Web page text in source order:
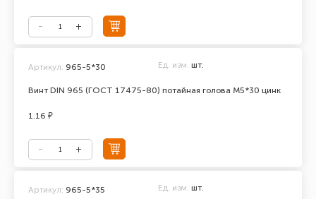
Винт DIN 965 (ГОСТ 17475-80) потайная голова М5*30 цинк
Артикул: 965-5*30 Ед. изм. шт.
1.16 ₽
Артикул: 965-5*35 Ед. изм. шт.